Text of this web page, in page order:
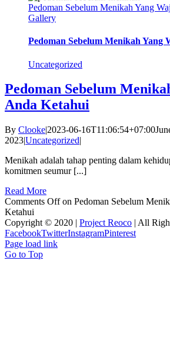
Pedoman Sebelum Menikah Yang
Gallery
Pedoman Sebelum Menikah Yang
Uncategorized
Pedoman Sebelum
Anda Ketahui
By Clooke|2023-06-16T11:06:54+07:00
2023|Uncategorized|
Menikah adalah tahap penting dalam
komitmen seumur [...]
Read More
Comments Offon Pedoman Sebelum
Ketahui
Copyright © 2020 | Project Reoco | All
FacebookTwitterInstagramPinterest
Page load link
Go to Top